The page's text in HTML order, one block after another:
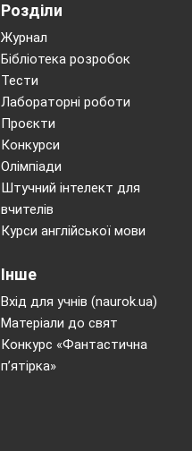
Розділи
Журнал
Бібліотека розробок
Тести
Лабораторні роботи
Проєкти
Конкурси
Олімпіади
Штучний інтелект для
вчителів
Курси англійської мови
Інше
Вхід для учнів (naurok.ua)
Матеріали до свят
Конкурс «Фантастична
п’ятірка»